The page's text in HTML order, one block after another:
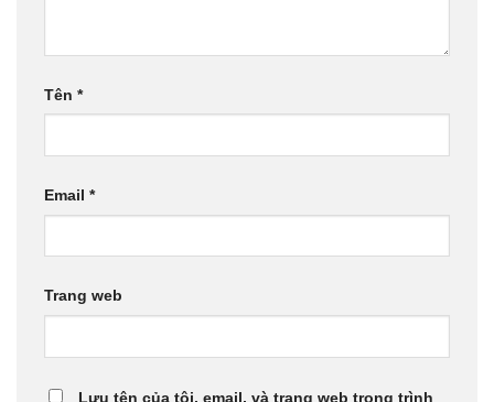
Tên *
Email *
Trang web
Lưu tên của tôi, email, và trang web trong trình